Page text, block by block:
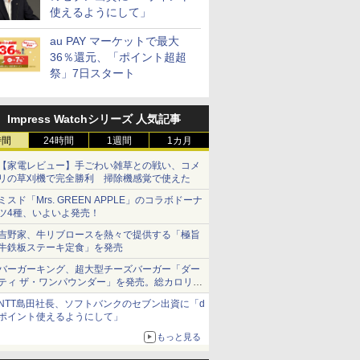
使えるようにして」
au PAY マーケットで最大
36％還元、「ポイント超超
祭」7日スタート
Impress Watchシリーズ 人気記事
24時間 1週間 1カ月
家電レビュー】手ごわい雑草との戦い、コメ
の草刈機で完全勝利 掃除機感覚で使えた
スド「Mrs. GREEN APPLE」のコラボドーナ
4種、いよいよ発売！
野家、牛リブロースを熱々で提供する「極旨
鉄板ステーキ定食」を発売
ーガーキング、超大型チーズバーガー「ダー
ィ ザ・ワンパウンダー」を発売。総カロリー
1656kcal、総重量約527g！
島田社長、ソフトバンクのセブン出資に「d
イント使えるようにして」
もっと見る